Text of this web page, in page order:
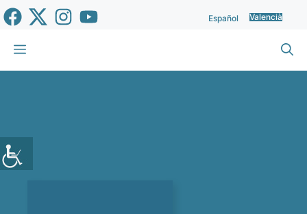
Vés
al
contingut
Español Valencià
Menu